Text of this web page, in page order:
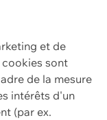
et de
cookies sont
de la mesure
intérêts d'un
(par ex.